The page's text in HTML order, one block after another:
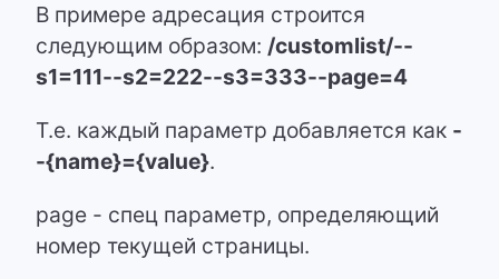
В примере адресация строится
следующим образом: /customlist/--
s1=111--s2=222--s3=333--page=4
Т.е. каждый параметр добавляется как -
-{name}={value}.
page - спец параметр, определяющий
номер текущей страницы.